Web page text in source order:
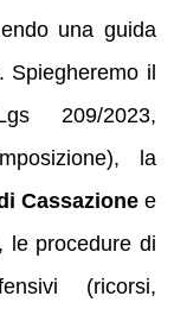
una guida
Spiegheremo il
209/2023,
la
Cassazione e
, le procedure di
(ricorsi,